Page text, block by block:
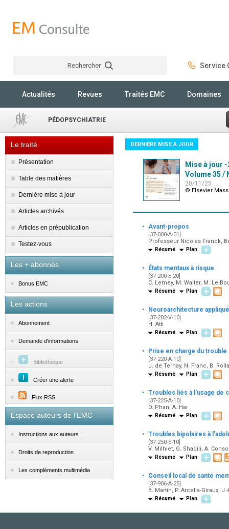
Rechercher Service
Actualités Revues Traités EMC Domaines
PÉDOPSYCHIATRIE
Le traité
Présentation
Table des matières
Dernière mise à jour
Articles archivés
Articles en prépublication
Testez-vous
Les + abonnés
Bonus EMC
Les actions
Abonnement
Demande d'informations
Bibliothèque
Créer une alerte
Flux RSS
Espace auteurs de l'EMC
Instructions aux auteurs
Droits de reproduction
Les compléments multimédia
DERNIÈRE MISE À JOUR
Mise à jour -
Volume 35 /
20/11/25
© Elsevier
· Avant-propos
[37-000-A-01]
Professeur Nicolas Franck,
Résumé Plan
· États mentaux à risque
[37-200-E-20]
C. Lemey, M. Walter, M. Le
Résumé Plan
· Neuroarchitecture
[37-202-V-10]
H. Atti
Résumé Plan
· Prise en charge du
[37-220-A-10]
J. de Ternay, N. Franc, B.
Résumé Plan
· Troubles liés à l'usage de
[37-225-A-10]
O. Phan, A. Har
Résumé Plan
· Troubles bipolaires à
[37-250-E-10]
V. Milhiet, G. Shadili, A.
Résumé Plan
· Conseil local de santé
[37-906-A-25]
B. Martin, P. Arcella-Giraux,
Résumé Plan